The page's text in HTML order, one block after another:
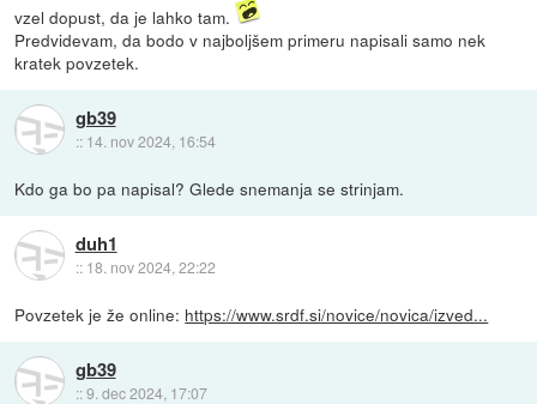
vzel dopust, da je lahko tam.
Predvidevam, da bodo v najboljšem primeru napisali samo nek
kratek povzetek.
gb39
:: 14. nov 2024, 16:54
Kdo ga bo pa napisal? Glede snemanja se strinjam.
duh1
:: 18. nov 2024, 22:22
Povzetek je že online: https://www.srdf.si/novice/novica/izved...
gb39
::9. dec 2024, 17:07